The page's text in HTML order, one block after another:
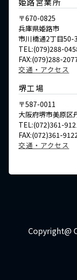
〒670-0825
兵庫県姫路市
市川橋通2丁目50-3
TEL:(079)288-
FAX:(079)288-
交通・アクセス
堺工場
〒587-0011
大阪府堺市美原区
TEL:(072)361-
FAX:(072)361-
交通・アクセス
Copyright@